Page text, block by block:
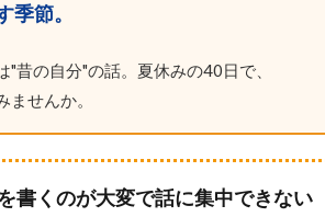
節。
"昔の自分"の話。夏休みの40日で、
せんか。
書くのが大変で話に集中できない